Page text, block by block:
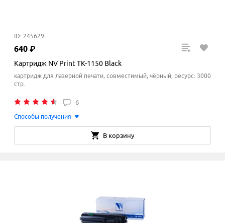
ID: 245629
640 ₽
Картридж NV Print TK-1150 Black
картридж для лазерной печати, совместимый, чёрный, ресурс: 3000
стр.
6
Способы получения
В корзину